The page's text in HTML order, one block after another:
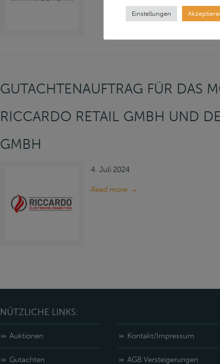
GUTACHTENAUFTRAG FÜR DAS
RICCARDO RETAIL GMBH UND
GMBH
4. Juli 2024
Read more →
NÜTZLICHE LINKS:
Auktionen
Gutachten
Kontakt/Impressum
AGB Versteigerungen
Einstellungen